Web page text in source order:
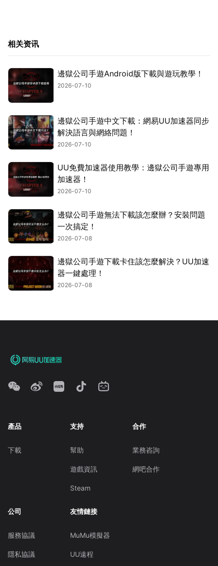
相关资讯
邊獄公司手遊Android版下載與遊玩教學！
2026-07-10
邊獄公司手遊中文下載：網易UU加速器同步
解決語言與網絡問題！
2026-07-10
UU免費加速器使用教學：邊獄公司手遊專用
加速器！
2026-07-10
邊獄公司手遊無法下載該怎麼辦？安裝問題
一次搞定！
2026-07-08
邊獄公司手遊下載卡住該怎麼解決？UU加速
器一鍵處理！
2026-07-08
產品
下載
支持
幫助
遊戲資訊
Steam
合作
業務咨詢
網吧合作
公司
服務協議
隱私協議
友情鏈接
MuMu模擬器
UU遠程